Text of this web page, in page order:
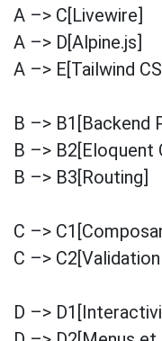
A –> C[Livewire]
A –> D[Alpine.js]
A –> E[Tailwind
B –> B1[Backend
B –> B2[Eloquent
B –> B3[Routing]
C –>
C –>
D –>